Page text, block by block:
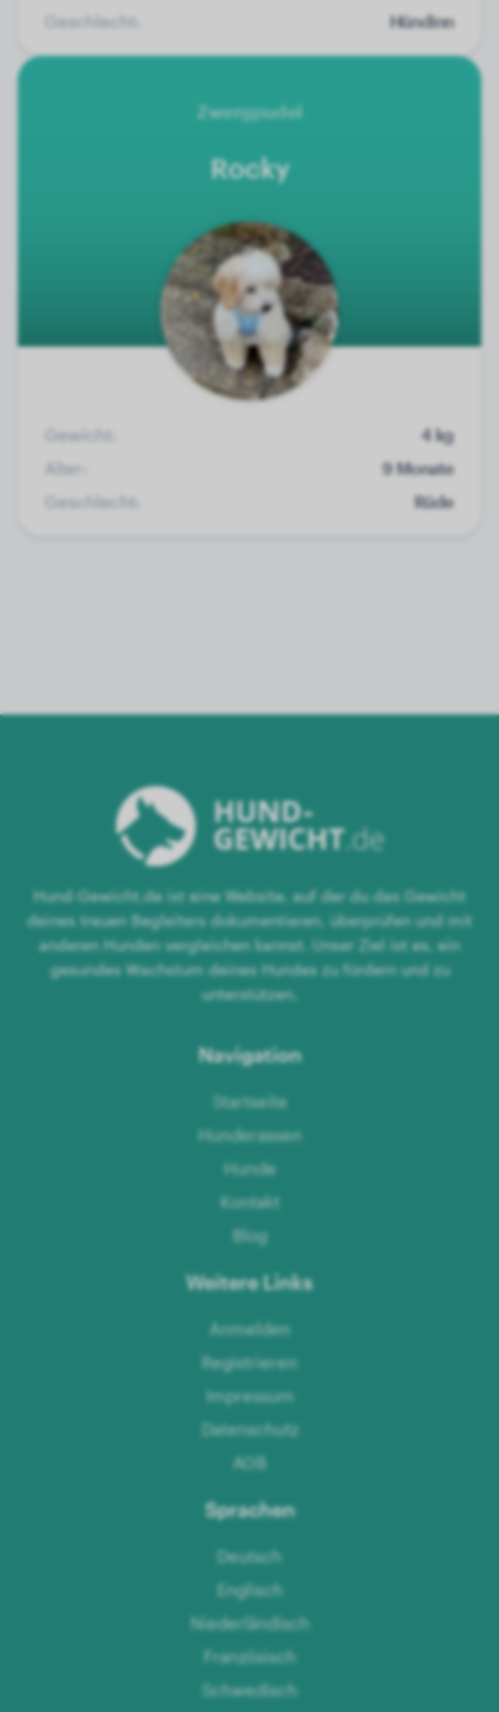
Geschlecht:
Hündinn
Zwergpudel
Rocky
Gewicht:
4 kg
Alter:
9 Monate
Geschlecht:
Rüde
Hund-Gewicht.de ist eine Website, auf der du das Gewicht
deines treuen Begleiters dokumentieren, überprüfen und mit
anderen Hunden vergleichen kannst. Unser Ziel ist es, ein
gesundes Wachstum deines Hundes zu fördern und zu
unterstützen.
Navigation
Startseite
Hunderassen
Hunde
Kontakt
Blog
Weitere Links
Anmelden
Registrieren
Impressum
Datenschutz
AGB
Sprachen
Deutsch
Englisch
Niederländisch
Französisch
Schwedisch